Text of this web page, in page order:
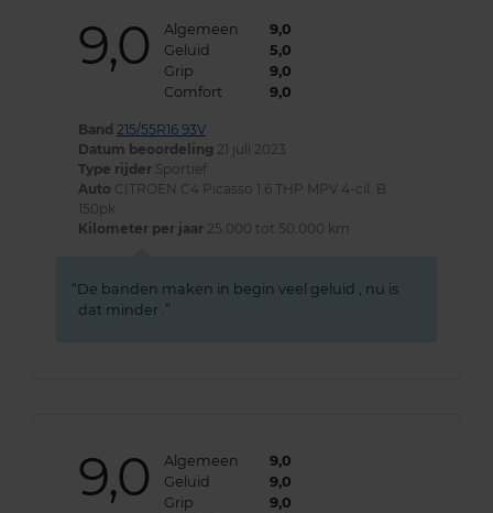
9,0 Algemeen
9,0
Geluid
5,0
Grip
9,0
Comfort
9,0
Band 215/55R16 93V
Datum beoordeling 21 juli 2023
Type rijder Sportief
Auto CITROEN C4 Picasso 1.6 THP MPV 4-cil. B
150pk
Kilometer per jaar 25.000 tot 50.000 km
De banden maken in begin veel geluid , nu is
dat minder .
9,0 Algemeen
9,0
Geluid
9,0
Grip
9,0